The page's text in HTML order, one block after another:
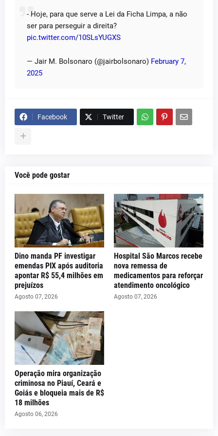
- Hoje, para que serve a Lei da Ficha Limpa, a não
ser para perseguir a direita?
pic.twitter.com/10SLsYUGXS
— Jair M. Bolsonaro (@jairbolsonaro) February 7,
2025
Facebook Twitter
Você pode gostar
Dino manda PF investigar
emendas PIX após auditoria
apontar R$ 55,4 milhões em
prejuízos
Agosto 07, 2026
Hospital São Marcos recebe
nova remessa de
medicamentos para reforçar
atendimento oncológico
Agosto 07, 2026
Operação mira organização
criminosa no Piauí, Ceará e
Goiás e bloqueia mais de R$
18 milhões
Agosto 06, 2026